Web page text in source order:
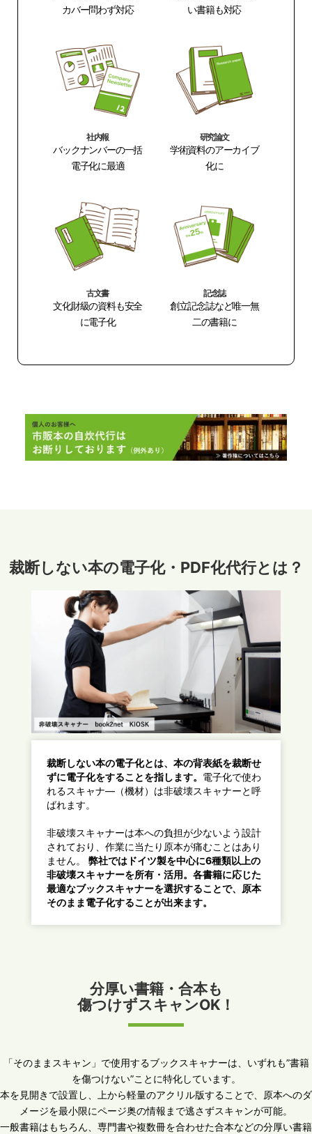
カバー問わず対応
い書籍も対応
社内報
バックナンバーの一括
電子化に最適
研究論文
学術資料のアーカイブ
化に
古文書
文化財級の資料も安全
に電子化
記念誌
創立記念誌など唯一無
二の書籍に
裁断しない本の電子化・PDF化代行とは？
裁断しない本の電子化とは、本の背表紙を裁断せ
ずに電子化をすることを指します。 電子化で使わ
れるスキャナ―（機材）は非破壊スキャナーと呼
ばれます。
非破壊スキャナーは本への負担が少ないよう設計
されており、作業に当たり原本が痛むことはあり
ません。弊社ではドイツ製を中心に6種類以上の
非破壊スキャナーを所有・活用。各書籍に応じた
最適なブックスキャナーを選択することで、原本
そのまま電子化することが出来ます。
分厚い書籍・合本も
傷つけずスキャンOK！
「そのままスキャン」で使用するブックスキャナーは、いずれも”書籍
を傷つけない”ことに特化しています。
本を見開きで設置し、上から軽量のアクリル版することで、原本へのダ
メージを最小限にページ奥の情報まで逃さずスキャンが可能。
一般書籍はもちろん、専門書や複数冊を合わせた合本などの分厚い書籍